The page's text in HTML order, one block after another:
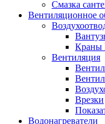
Смазка
Вентиляционное
Краны
Вентиляция
Врезки
Водонагреватели